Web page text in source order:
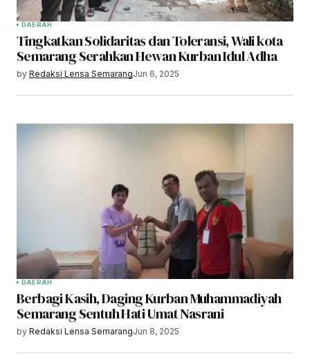
DAERAH
Tingkatkan Solidaritas dan Toleransi, Wali kota
Semarang Serahkan Hewan Kurban Idul Adha
by Redaksi Lensa SemarangJun 6, 2025
DAERAH
Berbagi Kasih, Daging Kurban Muhammadiyah
Semarang Sentuh Hati Umat Nasrani
by Redaksi Lensa SemarangJun 8, 2025